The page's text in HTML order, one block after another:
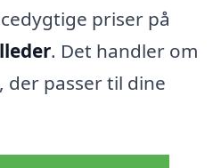
priser på
. Det handler om
der passer til dine